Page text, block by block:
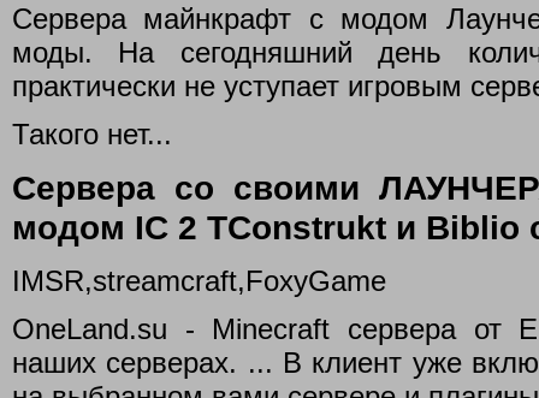
Сервера майнкрафт с модом
моды. На сегодняшний день
практически не уступает игровым
Такого нет...
Сервера со своими
модом IC 2 TConstrukt и Biblio
IMSR,streamcraft,FoxyGame
OneLand.su - Minecraft сервера от
наших серверах. ... В клиент уже